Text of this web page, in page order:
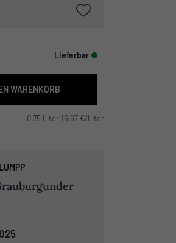
Lieferbar
WARENKORB
0,75 Liter 16,67 €/Liter